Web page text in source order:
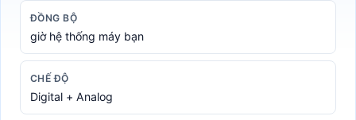
ĐỒNG BỘ
giờ hệ thống máy bạn
CHẾ ĐỘ
Digital + Analog